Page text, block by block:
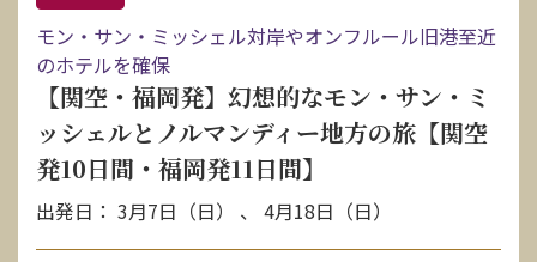
モン・サン・ミッシェル対岸やオンフルール旧港至近
のホテルを確保
【関空・福岡発】幻想的なモン・サン・ミ
ッシェルとノルマンディー地方の旅【関空
発10日間・福岡発11日間】
出発日： 3月7日（日） 、 4月18日（日）